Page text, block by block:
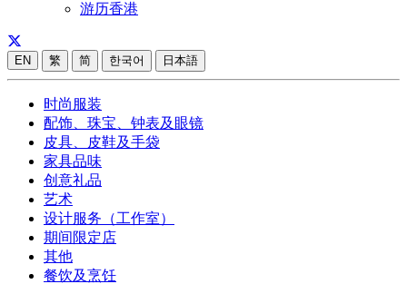
游历香港
EN 繁 简 한국어 日本語
时尚服装
配饰、珠宝、钟表及眼镜
皮具、皮鞋及手袋
家具品味
创意礼品
艺术
设计服务（工作室）
期间限定店
其他
餐饮及烹饪